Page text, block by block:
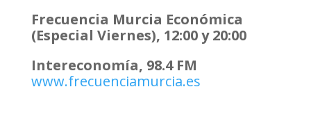
Frecuencia Murcia Económica
(Especial Viernes), 12:00 y 20:00
Intereconomía, 98.4 FM
www.frecuenciamurcia.es